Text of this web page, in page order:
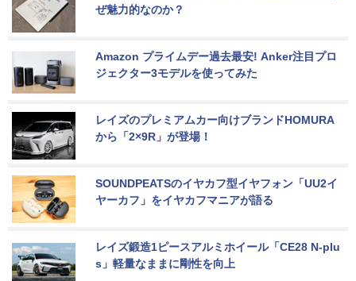
ぜ魅力的なのか？
Amazon プライムデー過去最安! Anker注目プロ
ジェクター3モデルを使ってみた
レイズのプレミアムカー向けブランドHOMURA
から「2×9R」が登場！
SOUNDPEATSのイヤカフ型イヤフォン「UU2イ
ヤーカフ」をイヤカフマニアが語る
レイズ鍛造1ピースアルミホイール「CE28 N-plu
s」軽量なままに剛性を向上